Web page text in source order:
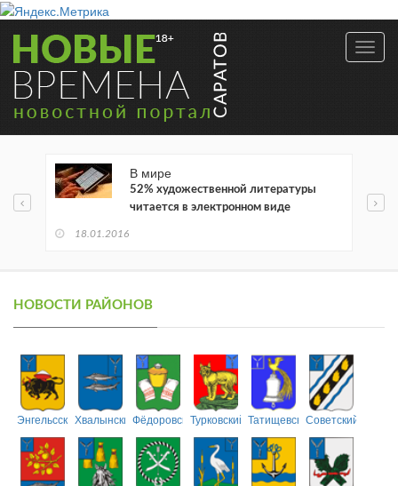
В мире
52% художественной литературы
читается в электронном виде
18.01.2016
НОВОСТИ РАЙОНОВ
ЭнгельсскийХвалынскийФёдоровскийТурковский ТатищевскийСоветский